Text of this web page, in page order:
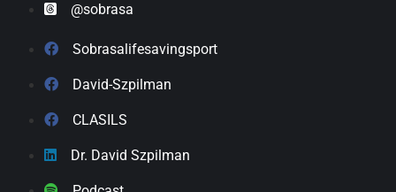
@sobrasa
Sobrasalifesavingsport
David-Szpilman
CLASILS
Dr. David Szpilman